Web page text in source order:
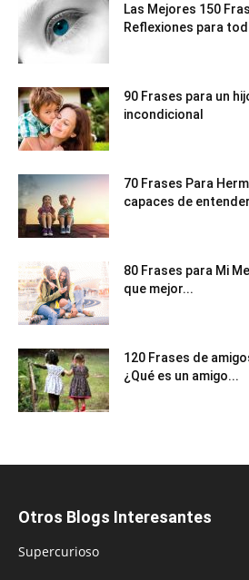
Las Mejores 150
Reflexiones para
90 Frases para un
incondicional
70 Frases Para
capaces de
80 Frases para Mi
que mejor...
120 Frases de
¿Qué es un amigo...
Otros Blogs Interesantes
Supercurioso